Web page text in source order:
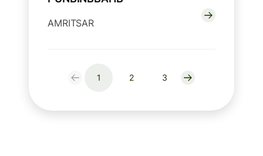
AMRITSAR
1 2 3